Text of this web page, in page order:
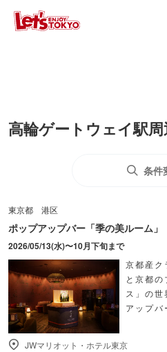
高輪ゲートウェイ駅
条件
東京都 港区
ポップアップバー「季の美ルーム」
2026/05/13(水)〜10月下旬まで
京都産ク
と京都
ス」の
アップバ
JWマリオット・ホテル東京